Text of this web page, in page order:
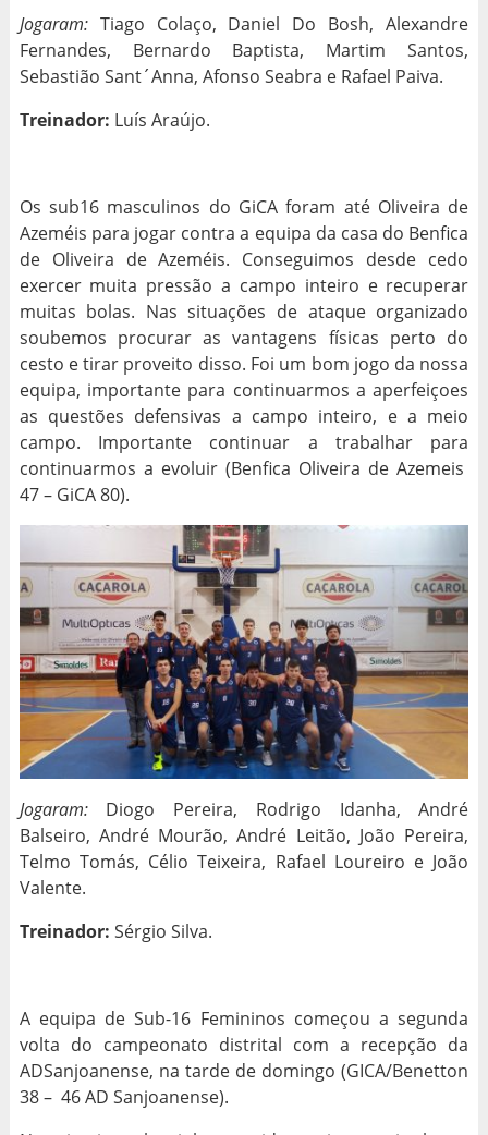
Jogaram:Tiago Colaço, Daniel Do Bosh, Alexandre
Fernandes, Bernardo Baptista, Martim Santos,
Sebastião Sant´Anna, Afonso Seabra e Rafael Paiva.
Treinador: Luís Araújo.
Os sub16 masculinos do GiCA foram até Oliveira de
Azeméis para jogar contra a equipa da casa do Benfica
de Oliveira de Azeméis. Conseguimos desde cedo
exercer muita pressão a campo inteiro e recuperar
muitas bolas. Nas situações de ataque organizado
soubemos procurar as vantagens físicas perto do
cesto e tirar proveito disso. Foi um bom jogo da nossa
equipa, importante para continuarmos a aperfeiçoes
as questões defensivas a campo inteiro, e a meio
campo. Importante continuar a trabalhar para
continuarmos a evoluir (Benfica Oliveira de Azemeis
47 – GiCA 80).
Jogaram:Diogo Pereira, Rodrigo Idanha, André
Balseiro, André Mourão, André Leitão, João Pereira,
Telmo Tomás, Célio Teixeira, Rafael Loureiro e João
Valente.
Treinador: Sérgio Silva.
A equipa de Sub-16 Femininos começou a segunda
volta do campeonato distrital com a recepção da
ADSanjoanense, na tarde de domingo (GICA/Benetton
38 – 46 AD Sanjoanense).